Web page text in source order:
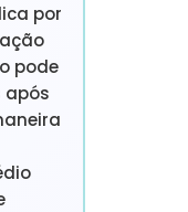
por
pode
após